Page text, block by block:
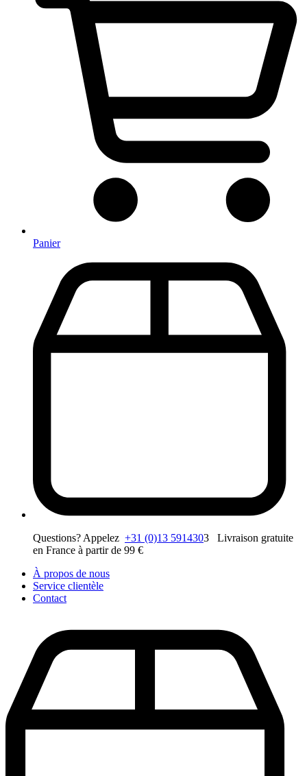
Panier
Questions? Appelez +31 (0)13 5914303 Livraison gratuite
en France à partir de 99 €
À propos de nous
Service clientèle
Contact